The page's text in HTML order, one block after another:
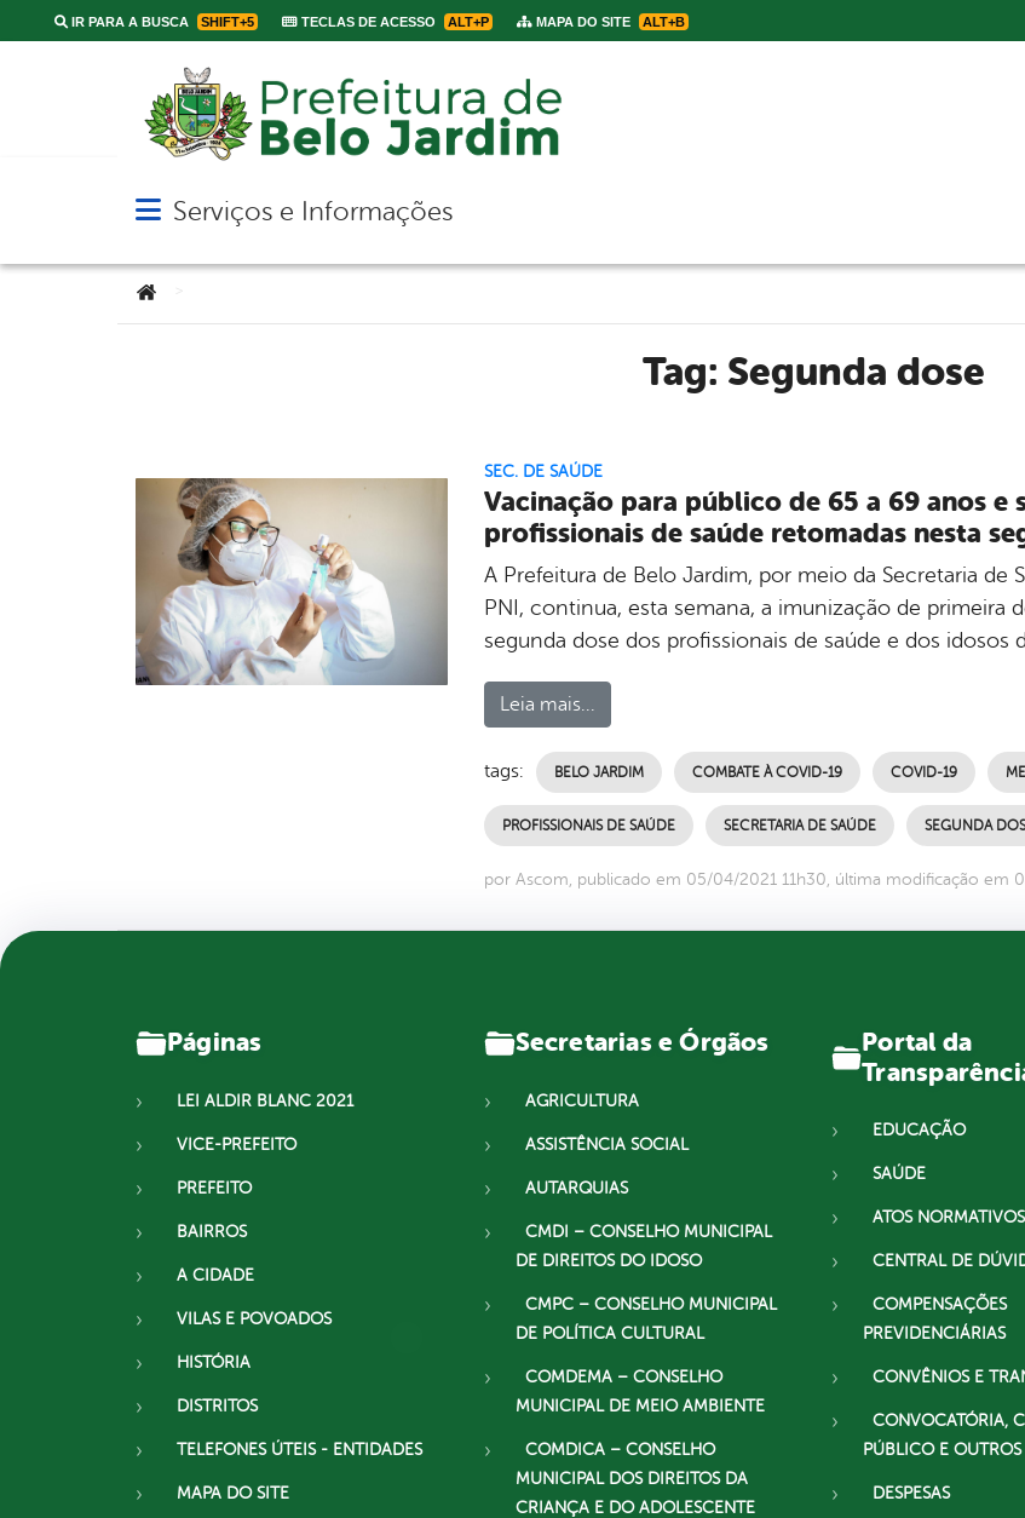
IR PARA A BUSCA SHIFT+5 TECLAS DE ACESSO ALT+P MAPA DO SITE ALT+B
Abrir menu principal de navegação
Serviços e Informações
Você está aqui:
Tag: Segunda dose
SEC. DE SAÚDE
Vacinação para público de 65 a 69 anos e
profissionais de saúde retomadas nesta
A Prefeitura de Belo Jardim, por meio da Secretaria
PNI, continua, esta semana, a imunização de primeira
segunda dose dos profissionais de saúde e dos idosos
Leia mais...
tags: BELO JARDIM COMBATE À COVID-19 COVID-19
PROFISSIONAIS DE SAÚDE SECRETARIA DE SAÚDE SEGUNDA
por Ascom, publicado em 05/04/2021 11h30, última modificação em
Páginas
LEI ALDIR BLANC 2021
VICE-PREFEITO
PREFEITO
BAIRROS
A CIDADE
VILAS E POVOADOS
HISTÓRIA
DISTRITOS
TELEFONES ÚTEIS - ENTIDADES
MAPA DO SITE
Secretarias e Órgãos
AGRICULTURA
ASSISTÊNCIA SOCIAL
AUTARQUIAS
CMDI – CONSELHO MUNICIPAL
DE DIREITOS DO IDOSO
CMPC – CONSELHO MUNICIPAL
DE POLÍTICA CULTURAL
COMDEMA – CONSELHO
MUNICIPAL DE MEIO AMBIENTE
COMDICA – CONSELHO
MUNICIPAL DOS DIREITOS DA
CRIANÇA E DO ADOLESCENTE
Portal da
EDUCAÇÃO
SAÚDE
ATOS NORMATIVOS
CENTRAL DE
COMPENSAÇÕES
PREVIDENCIÁRIAS
CONVÊNIOS E
CONVOCATÓRIA,
PÚBLICO E OUTROS
DESPESAS